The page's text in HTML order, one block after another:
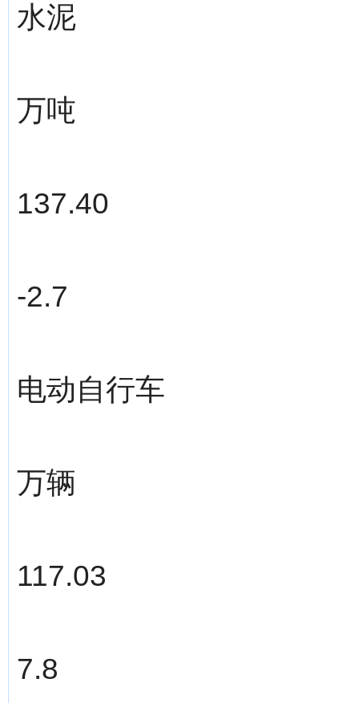
水泥
万吨
137.40
-2.7
电动自行车
万辆
117.03
7.8